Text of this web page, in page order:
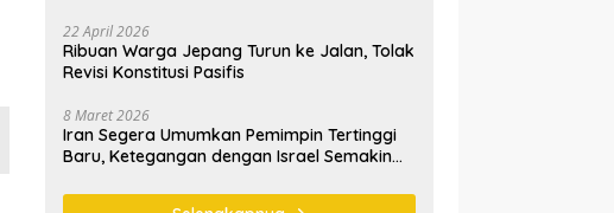
22 April 2026
Ribuan Warga Jepang Turun ke Jalan, Tolak
Revisi Konstitusi Pasifis
8 Maret 2026
Iran Segera Umumkan Pemimpin Tertinggi
Baru, Ketegangan dengan Israel Semakin